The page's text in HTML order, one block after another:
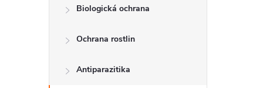
Biologická ochrana
Ochrana rostlin
Antiparazitika